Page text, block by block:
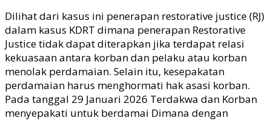
Dilihat dari kasus ini penerapan restorative justice (RJ)
dalam kasus KDRT dimana penerapan Restorative
Justice tidak dapat diterapkan jika terdapat relasi
kekuasaan antara korban dan pelaku atau korban
menolak perdamaian. Selain itu, kesepakatan
perdamaian harus menghormati hak asasi korban.
Pada tanggal 29 Januari 2026 Terdakwa dan Korban
menyepakati untuk berdamai Dimana dengan